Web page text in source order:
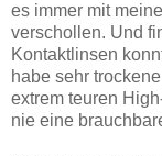
es immer mit
verschollen. Und
Kontaktlinsen
habe sehr
extrem teuren
nie eine